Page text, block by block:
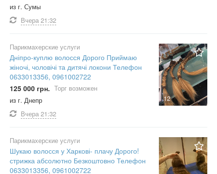
из г. Сумы
Вчера 21:32
12
Парикмахерские услуги
Дніпро-куплю волосся Дорого Приймаю
жіночі, чоловічі та дитячі локони Телефон
0633013356, 0961002722
125 000 грн. Торг возможен
из г. Днепр
Вчера 21:32
Парикмахерские услуги
Шукаю волосся у Харкові- плачу Дорого!
стрижка абсолютно Безкоштовно Телефон
0633013356, 0961002722